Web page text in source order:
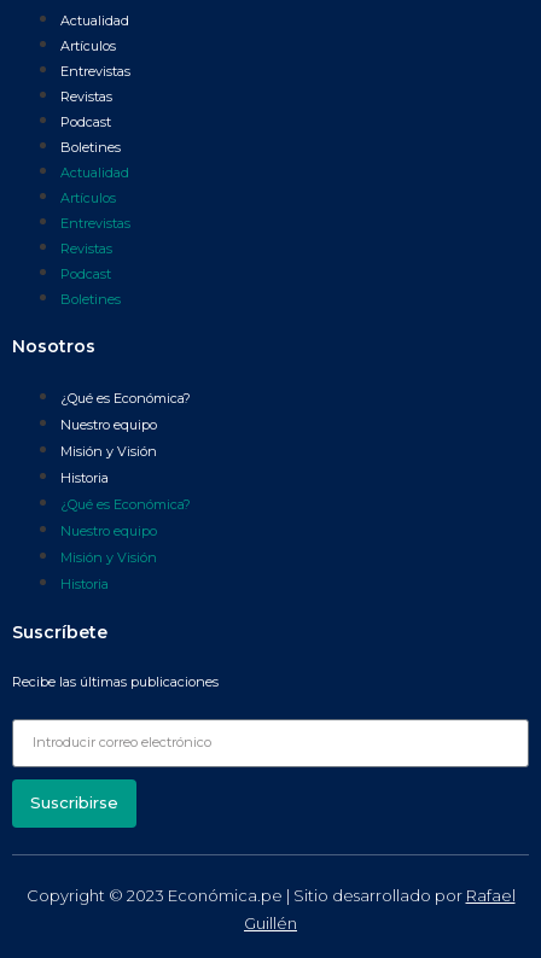
Actualidad
Artículos
Entrevistas
Revistas
Podcast
Boletines
Actualidad
Artículos
Entrevistas
Revistas
Podcast
Boletines
Nosotros
¿Qué es Económica?
Nuestro equipo
Misión y Visión
Historia
¿Qué es Económica?
Nuestro equipo
Misión y Visión
Historia
Suscríbete
Recibe las últimas publicaciones
Suscribirse
Copyright © 2023 Económica.pe | Sitio desarrollado por Rafael
Guillén